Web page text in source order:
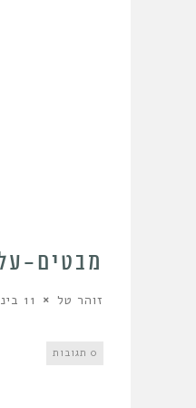
מבטים-
זוהר טל 11 בינואר 2022
0 תגובות